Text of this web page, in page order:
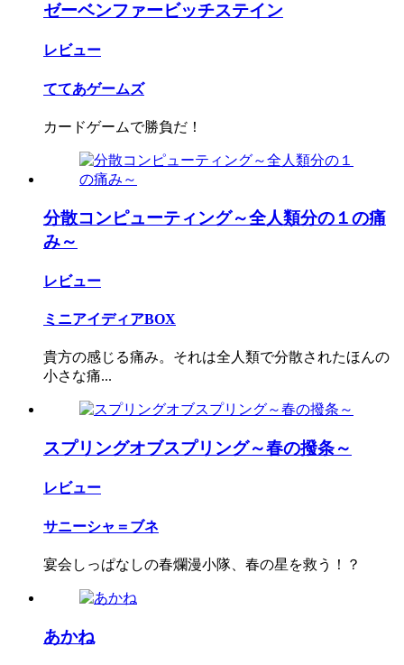
ゼーベンファービッチステイン
レビュー
ててあゲームズ
カードゲームで勝負だ！
分散コンピューティング～全人類分の１の痛
み～
レビュー
ミニアイディアBOX
貴方の感じる痛み。それは全人類で分散されたほんの
小さな痛...
スプリングオブスプリング～春の撥条～
レビュー
サニーシャ＝ブネ
宴会しっぱなしの春爛漫小隊、春の星を救う！？
あかね